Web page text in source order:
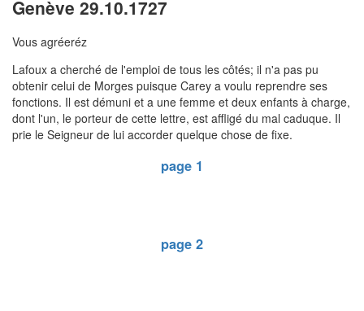
Genève 29.10.1727
Vous agréeréz
Lafoux a cherché de l'emploi de tous les côtés; il n'a pas pu
obtenir celui de Morges puisque Carey a voulu reprendre ses
fonctions. Il est démuni et a une femme et deux enfants à charge,
dont l'un, le porteur de cette lettre, est affligé du mal caduque. Il
prie le Seigneur de lui accorder quelque chose de fixe.
page 1
page 2